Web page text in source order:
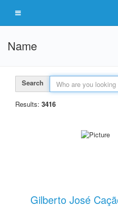
Name
Search
Results: 3416
Gilberto José